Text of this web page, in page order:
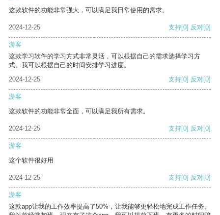
这款软件的功能非常强大，可以满足我日常使用的需求。
2024-12-25 支持[0] 反对[0]
游客
这款学习软件的学习方式非常灵活，可以根据自己的需求选择学习方
式。我可以根据自己的时间安排学习进度。
2024-12-25
支持[0] 反对[0]
游客
这款软件的功能非常全面，可以满足我所有需求。
2024-12-25 支持[0] 反对[0]
游客
这个软件很好用
2024-12-25 支持[0] 反对[0]
游客
这款app让我的工作效率提高了50%，让我能够更轻松地完成工作任务。